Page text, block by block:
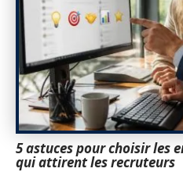
5 astuces pour choisir les
qui attirent les recruteurs